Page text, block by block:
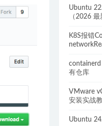
Ubuntu
（2026 最
K8S报错
有仓库
VMware
安装实战
Ubuntu